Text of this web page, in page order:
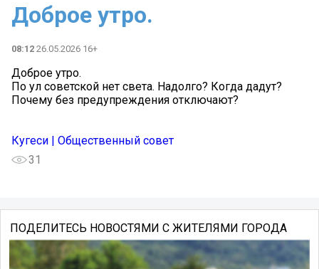
Доброе утро.
08:12 26.05.2026 16+
Доброе утро.
По ул советской нет света. Надолго? Когда дадут?
Почему без предупреждения отключают?
Кугеси | Общественный совет
31
ПОДЕЛИТЕСЬ НОВОСТЯМИ С ЖИТЕЛЯМИ ГОРОДА